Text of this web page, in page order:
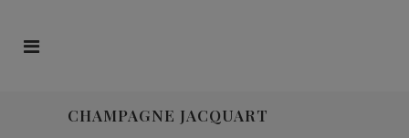
CHAMPAGNE JACQUART